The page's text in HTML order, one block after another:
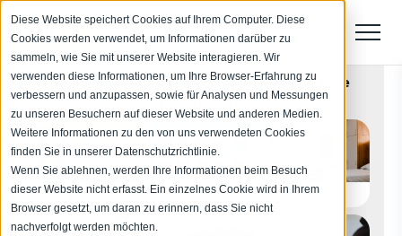
Diese Website speichert Cookies auf Ihrem Computer. Diese
Cookies werden verwendet, um Informationen darüber zu
sammeln, wie Sie mit unserer Website interagieren. Wir
verwenden diese Informationen, um Ihre Browser-Erfahrung zu
verbessern und anzupassen, sowie für Analysen und Messungen
zu unseren Besuchern auf dieser Website und anderen Medien.
Weitere Informationen zu den von uns verwendeten Cookies
finden Sie in unserer Datenschutzrichtlinie.
Wenn Sie ablehnen, werden Ihre Informationen beim Besuch
dieser Website nicht erfasst. Ein einzelnes Cookie wird in Ihrem
Browser gesetzt, um daran zu erinnern, dass Sie nicht
nachverfolgt werden möchten.
Für welchen Einsatzbereich ist das Gebäude
vorgesehen?
Bildung Arbeiten Gesundheit